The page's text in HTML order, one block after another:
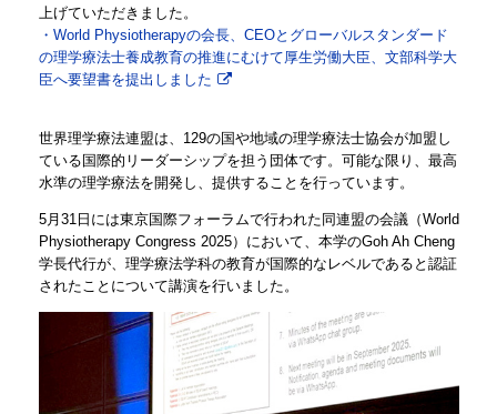
上げていただきました。
・World Physiotherapyの会長、CEOとグローバルスタンダード
の理学療法士養成教育の推進にむけて厚生労働大臣、文部科学大
臣へ要望書を提出しました
世界理学療法連盟は、129の国や地域の理学療法士協会が加盟し
ている国際的リーダーシップを担う団体です。可能な限り、最高
水準の理学療法を開発し、提供することを行っています。
5月31日には東京国際フォーラムで行われた同連盟の会議（World
Physiotherapy Congress 2025）において、本学のGoh Ah Cheng
学長代行が、理学療法学科の教育が国際的なレベルであると認証
されたことについて講演を行いました。